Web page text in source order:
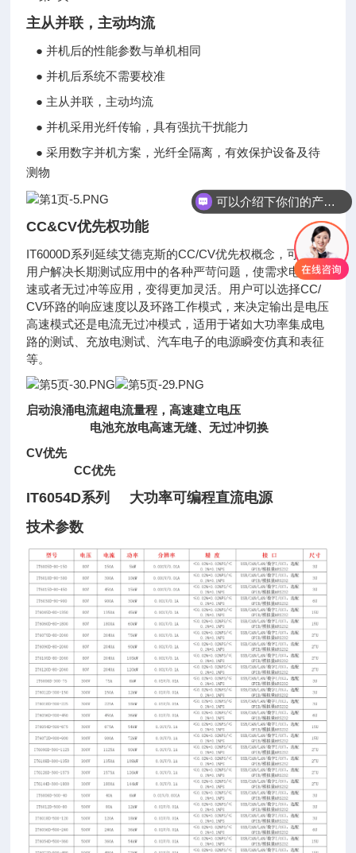
主从并联，主动均流
●并机后的性能参数与单机相同
●并机后系统不需要校准
● 主从并联，主动均流
●并机采用光纤传输，具有强抗干扰能力
●采用数字并机方案，光纤全隔离，有效保护设备及待
测物
CC&CV优先权功能
IT6000D系列延续艾德克斯的CC/CV优先权概念，可帮助
用户解决长期测试应用中的各种严苛问题，使需求电源高
速或者无过冲等应用，变得更加灵活。用户可以选择CC/
CV环路的响应速度以及环路工作模式，来决定输出是电压
高速模式还是电流无过冲模式，适用于诸如大功率集成电
路的测试、充放电测试、汽车电子的电源瞬变仿真和表征
等。
启动浪涌电流超电流量程，高速建立电压
电池充放电高速无缝、无过冲切换
CV优先
CC优先
IT6054D系列 大功率可编程直流电源
技术参数
可以介绍下你们的产品么